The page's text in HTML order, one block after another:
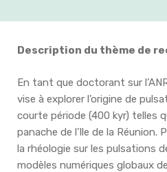
Infos pratiques
Description du thème de
En tant que doctorant sur
vise à explorer l’origine de
courte période (400 kyr) telles
panache de l’Ile de la Réunion.
la rhéologie sur les pulsations
modèles numériques globaux